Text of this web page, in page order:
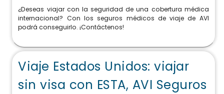
¿Deseas viajar con la seguridad de una cobertura médica
internacional? Con los seguros médicos de viaje de AVI
podrá conseguirlo. ¡Contáctenos!
Viaje Estados Unidos: viajar
sin visa con ESTA, AVI Seguros